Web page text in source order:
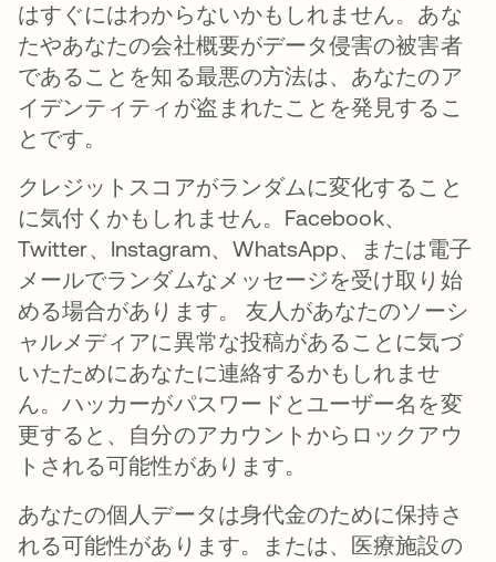
はすぐにはわからないかもしれません。あな
たやあなたの会社概要がデータ侵害の被害者
であることを知る最悪の方法は、あなたのア
イデンティティが盗まれたことを発見するこ
とです。
クレジットスコアがランダムに変化すること
に気付くかもしれません。Facebook、
Twitter、Instagram、WhatsApp、または電子
メールでランダムなメッセージを受け取り始
める場合があります。 友人があなたのソーシ
ャルメディアに異常な投稿があることに気づ
いたためにあなたに連絡するかもしれませ
ん。ハッカーがパスワードとユーザー名を変
更すると、自分のアカウントからロックアウ
トされる可能性があります。
あなたの個人データは身代金のために保持さ
れる可能性があります。または、医療施設の